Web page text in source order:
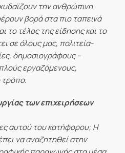
την ανθρώπινη
βορά στα πιο ταπεινά
το τέλος της είδησης και το
σε όλους μας, πολιτεία-
δημοσιογράφους –
εργαζόμενους,
των επιχειρήσεων
αυτού του κατήφορου; Η
να αναζητηθεί στην